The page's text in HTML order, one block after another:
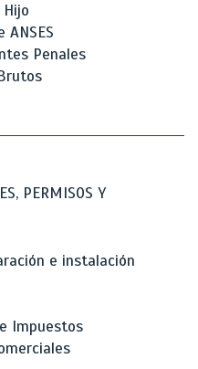
Penales
PERMISOS Y
e instalación
Impuestos